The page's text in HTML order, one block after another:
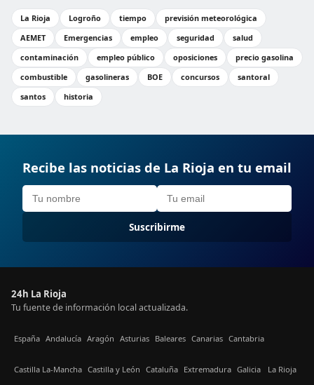
La Rioja Logroño tiempo
previsión meteorológica
AEMET
Emergencias empleo seguridad
salud
contaminación
empleo público oposiciones
precio gasolina
combustible
gasolineras BOE concursos
santoral
santos
historia
Recibe las noticias de La Rioja en tu email
Suscribirme
24h La Rioja
Tu fuente de información local actualizada.
España Andalucía Aragón Asturias Baleares Canarias Cantabria
Castilla La-Mancha Castilla y León Cataluña Extremadura Galicia La Rioja